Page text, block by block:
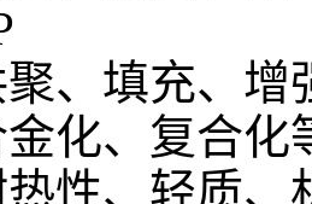
、填充、增
化、复合化
性、轻质、